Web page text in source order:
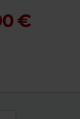
€